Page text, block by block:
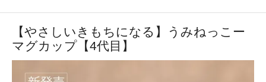
【やさしいきもちになる】うみねっこー
マグカップ【4代目】